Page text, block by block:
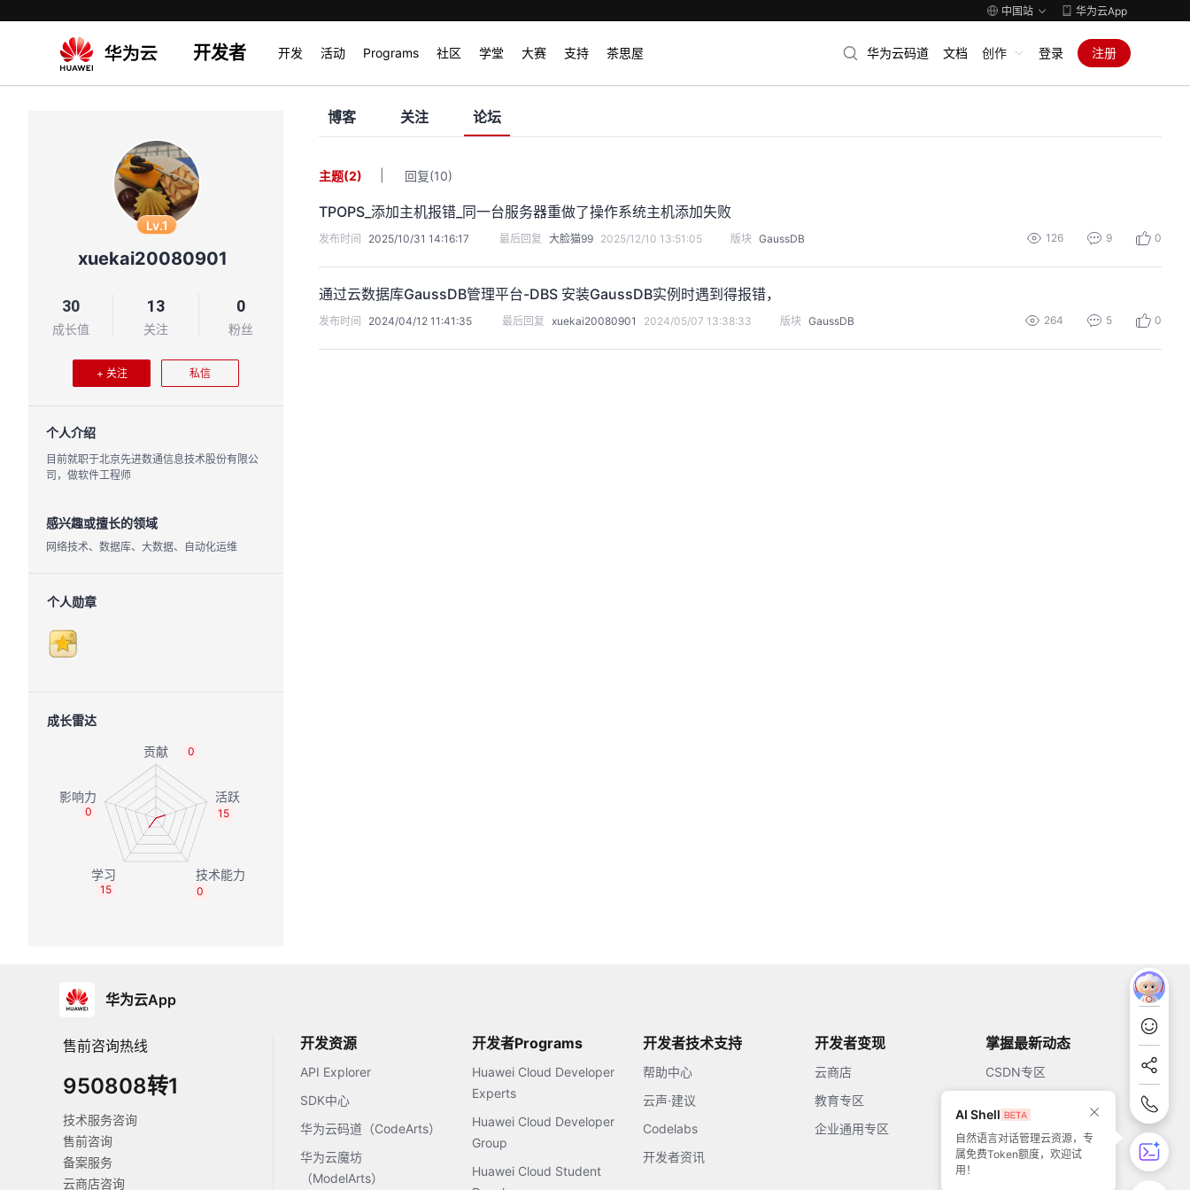
中国站 华为云App
开发者 开发 活动 Programs 社区 学堂 大赛 支持 茶思屋 华为云码道 文档 创作 登录 注册
Lv.1
xuekai20080901
30
成长值
13
关注
0
粉丝
+ 关注 私信
个人介绍
目前就职于北京先进数通信息技术股份有限公
司，做软件工程师
感兴趣或擅长的领域
网络技术、数据库、大数据、自动化运维
个人勋章
成长雷达
0
15
0
15
0
博客 关注 论坛
主题(2) 回复(10)
TPOPS_添加主机报错_同一台服务器重做了操作系统主机添加失败
发布时间 2025/10/31 14:16:17 最后回复 大脸猫99 2025/12/10 13:51:05 版块 GaussDB 126 9 0
通过云数据库GaussDB管理平台-DBS 安装GaussDB实例时遇到得报错，
发布时间 2024/04/12 11:41:35 最后回复 xuekai20080901 2024/05/07 13:38:33 版块 GaussDB 264 5 0
华为云App
售前咨询热线
950808转1
技术服务咨询
售前咨询
备案服务
云商店咨询
开发资源
API Explorer
SDK中心
华为云码道（CodeArts）
华为云魔坊
（ModelArts）
开发者Programs
Huawei Cloud Developer
Experts
Huawei Cloud Developer
Group
Huawei Cloud Student
开发者技术支持
帮助中心
云声·建议
Codelabs
开发者资讯
开发者变现
云商店
教育专区
企业通用专区
掌握最新动态
CSDN专区
51CTO
AI Shell
自然语言对话管理云资源，专
属免费Token额度，欢迎试
用！